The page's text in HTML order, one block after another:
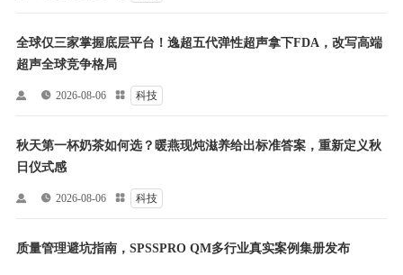
全球仅三家掌握底层平台！逸超五代弹性超声拿下FDA，改写高端
超声全球竞争格局
  2026-08-06  科技
秋天第一杯奶茶如何选？暖燕现炖滋养给出标准答案，重新定义秋
日仪式感
  2026-08-06  科技
质量管理避坑指南，SPSSPRO QM多行业真实案例集册发布